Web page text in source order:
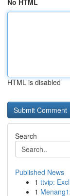
No HTML
HTML is disabled
Search
Published News
1 ttvip:
1